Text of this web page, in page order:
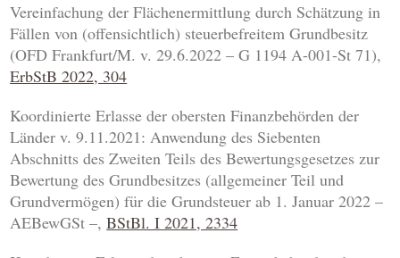
Vereinfachung der Flächenermittlung durch Schätzung in
Fällen von (offensichtlich) steuerbefreitem Grundbesitz
(OFD Frankfurt/M. v. 29.6.2022 – G 1194 A-001-St 71),
ErbStB 2022, 304
Koordinierte Erlasse der obersten Finanzbehörden der
Länder v. 9.11.2021: Anwendung des Siebenten
Abschnitts des Zweiten Teils des Bewertungsgesetzes zur
Bewertung des Grundbesitzes (allgemeiner Teil und
Grundvermögen) für die Grundsteuer ab 1. Januar 2022 –
AEBewGSt –,BStBl. I 2021, 2334